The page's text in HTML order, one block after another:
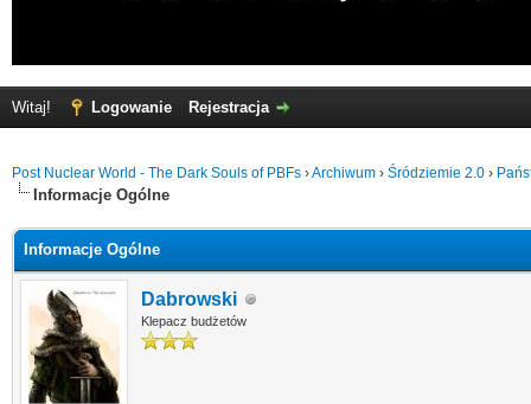
Witaj! Logowanie Rejestracja
Post Nuclear World - The Dark Souls of PBFs ›Archiwum › Śródziemie 2.0 ›
Informacje Ogólne
Informacje Ogólne
Dabrowski
Klepacz budżetów